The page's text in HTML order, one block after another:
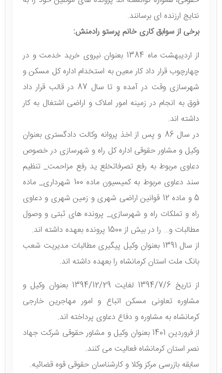
نتایج ارزنده ای برسانند.
برخی از سوابق کاری خانم پرستو رادمنش:
از اردیبهشت ماه 1384 بعنوان نیروی خرید خدمت و در
چهارچوب قرار داد کار معین به استخدام اداره کل مسکن و
شهرسازی وقت در آمده و تا سال 87 در قالب قرار داد
فوق به انجام در زمینه امور املاک و اراضی اشتغال به کار
داشته اند.
در سال 86 و پس از اخذ پروانه وکالت دادگستری بعنوان
وکیل و مشاور حقوقی اداره کل راه و شهرسازی در خصوص
دعاوی مربوط به رفع تصرفاتخلع ید رفع مزاحمت_ تنظیم
سند دعاوی مربوط به کمیسیون ماده 100 شهرداری_ ماده
5 و ماده 12 قوانین اراضی شهری و زمین شهری و دعاوی
راه و تملکات راه و شهرسازی_ پرونده های ثبتی و وصول
مطالبات و… را در بیش از 1500 پرونده بعهده داشته اند.
از سال 1391 بعنوان وکیل پیگیری مطالبات مدیریت شعب
بانک ملت استان کرمانشاه را بعهده داشته اند.
از تاریخ 1394/7/6 لغایت 1394/12/29 بعنوان وکیل و
مشاوره تعاونی مسکن اتباع و امور مهاجرین خارجی
کرمانشاه به مشاوره و دفاع دعاوی پرداخته اند.
از فروردین 1401 بعنوان وکیل و مشاور حقوقی شرکت جهاد
نصر استان کرمانشاه فعالیت می کنند.
سابقه بازرسی مرکز وکلا و کارشناسان حقوقی قوه قضائیه.